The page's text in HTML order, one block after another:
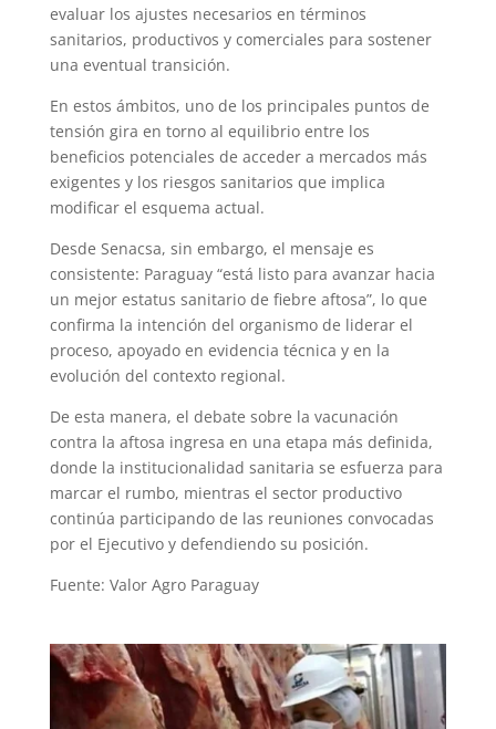
evaluar los ajustes necesarios en términos
sanitarios, productivos y comerciales para sostener
una eventual transición.
En estos ámbitos, uno de los principales puntos de
tensión gira en torno al equilibrio entre los
beneficios potenciales de acceder a mercados más
exigentes y los riesgos sanitarios que implica
modificar el esquema actual.
Desde Senacsa, sin embargo, el mensaje es
consistente: Paraguay “está listo para avanzar hacia
un mejor estatus sanitario de fiebre aftosa”, lo que
confirma la intención del organismo de liderar el
proceso, apoyado en evidencia técnica y en la
evolución del contexto regional.
De esta manera, el debate sobre la vacunación
contra la aftosa ingresa en una etapa más definida,
donde la institucionalidad sanitaria se esfuerza para
marcar el rumbo, mientras el sector productivo
continúa participando de las reuniones convocadas
por el Ejecutivo y defendiendo su posición.
Fuente: Valor Agro Paraguay